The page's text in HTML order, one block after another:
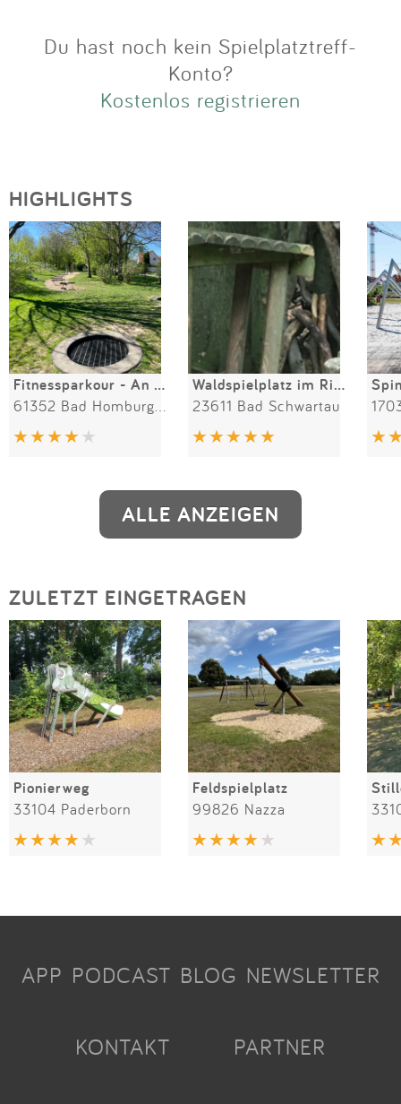
Du hast noch kein Spielplatztreff-
Konto?
Kostenlos registrieren
HIGHLIGHTS
Fitnessparkour - An den Satteläckern Waldspielplatz im Riesebusch
23611 Bad Schwartau
ALLE ANZEIGEN
ZULETZT EINGETRAGEN
Pionierweg
33104 Paderborn
Feldspielplatz
99826 Nazza
APP PODCAST BLOG NEWSLETTER
KONTAKT PARTNER